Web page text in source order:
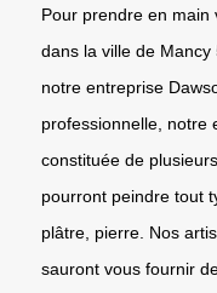
Pour prendre en
dans la ville de
notre entreprise
professionnelle, notre
constituée de
pourront peindre tout
plâtre, pierre. Nos
sauront vous fournir